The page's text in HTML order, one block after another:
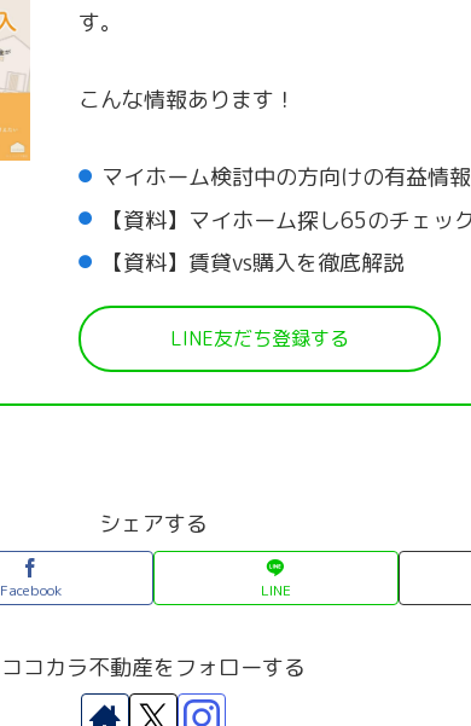
す。
こんな情報あります！
マイホーム検討中の方向けの有益情報
【資料】マイホーム探し65のチェッ
【資料】賃貸vs購入を徹底解説
LINE友だち登録する
シェアする
Facebook LINE
ココカラ不動産をフォローする